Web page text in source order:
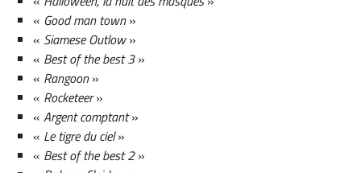
« Good man town»
« Siamese Outlow»
« Best of the best 3»
« Rangoon»
« Rocketeer»
«Argent comptant»
« Le tigre du ciel»
« Best of the best 2»